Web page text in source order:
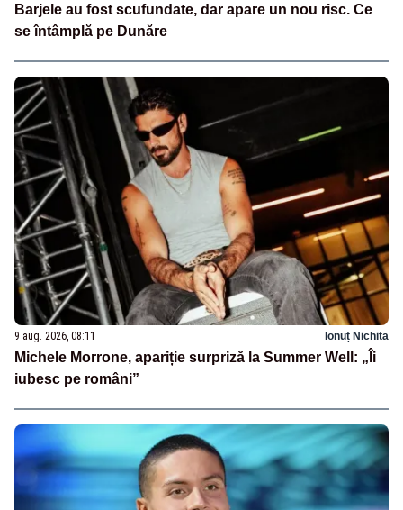
Barjele au fost scufundate, dar apare un nou risc. Ce
se întâmplă pe Dunăre
9 aug. 2026, 08:11 Ionuț Nichita
Michele Morrone, apariție surpriză la Summer Well: „Îi
iubesc pe români”